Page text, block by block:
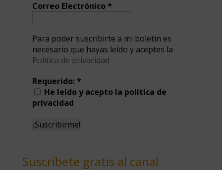
Correo Electrónico*
Para poder suscribirte a mi boletín es
necesario que hayas leído y aceptes la
Política de privacidad
Requerido:*
He leído y acepto la política de
privacidad
Suscríbete gratis al canal